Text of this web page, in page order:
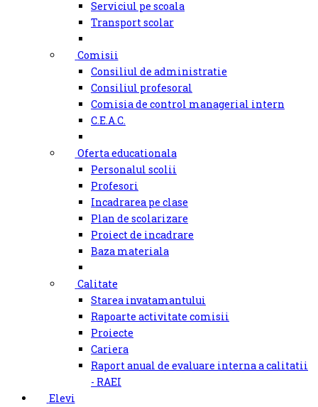
Serviciul pe scoala
Transport scolar
Comisii
Consiliul de administratie
Consiliul profesoral
Comisia de control managerial intern
C.E.A.C.
Oferta educationala
Personalul scolii
Profesori
Incadrarea pe clase
Plan de scolarizare
Proiect de incadrare
Baza materiala
Calitate
Starea invatamantului
Rapoarte activitate comisii
Proiecte
Cariera
Raport anual de evaluare interna a calitatii
- RAEI
Elevi